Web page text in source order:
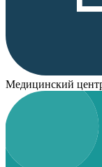
Медицинский